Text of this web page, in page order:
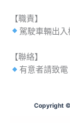
【職責】
駕駛車輛出
【聯絡】
有意者請致電
Copyright